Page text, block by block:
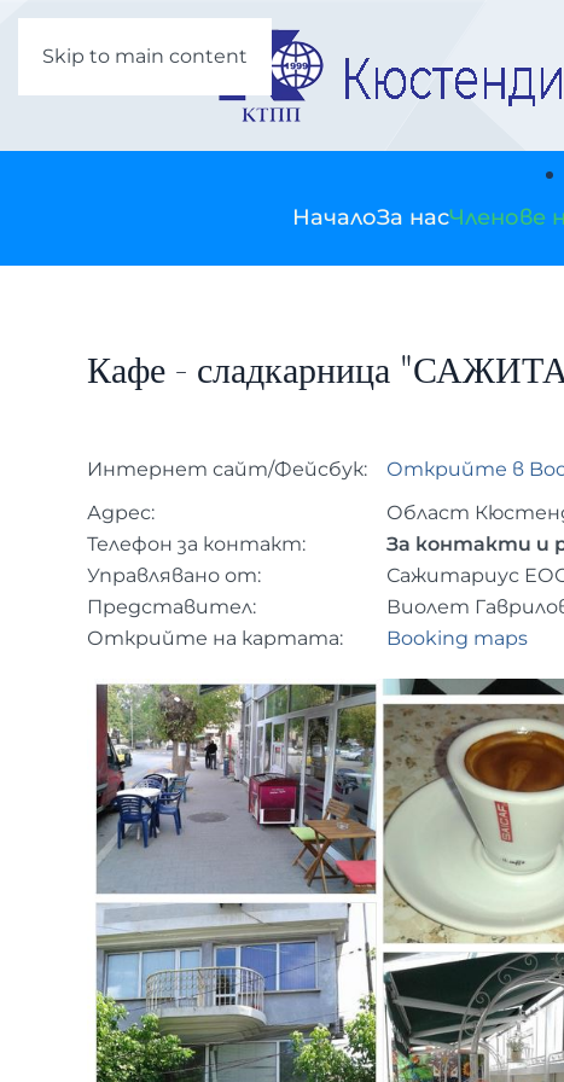
Skip to main content
НачалоЗа насЧленове
Кафе - сладкарница
Интернет сайт/Фейсбук:
Открийте в
Адрес:
Област
Телефон за контакт:
За контакти и
Управлявано от:
Сажитариус
Представител:
Виолет
Открийте на картата:
Booking maps